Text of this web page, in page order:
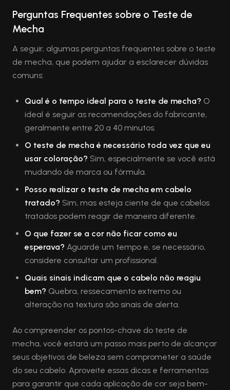
Perguntas Frequentes sobre o Teste de
Mecha
A seguir, algumas perguntas frequentes sobre o teste
de mecha, que podem ajudar a esclarecer dúvidas
comuns:
Qual é o tempo ideal para o teste de mecha? O
ideal é seguir as recomendações do fabricante,
geralmente entre 20 a 40 minutos.
O teste de mecha é necessário toda vez que eu
usar coloração? Sim, especialmente se você está
mudando de marca ou fórmula.
Posso realizar o teste de mecha em cabelo
tratado? Sim, mas esteja ciente de que cabelos
tratados podem reagir de maneira diferente.
O que fazer se a cor não ficar como eu
esperava? Aguarde um tempo e, se necessário,
considere consultar um profissional.
Quais sinais indicam que o cabelo não reagiu
bem? Quebra, ressecamento extremo ou
alteração na textura são sinais de alerta.
Ao compreender os pontos-chave do teste de
mecha, você estará um passo mais perto de alcançar
seus objetivos de beleza sem comprometer a saúde
do seu cabelo. Aproveite essas dicas e ferramentas
para garantir que cada aplicação de cor seja bem-